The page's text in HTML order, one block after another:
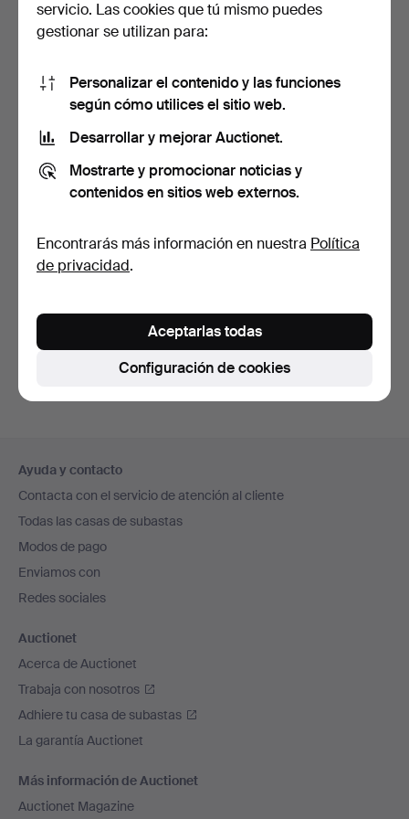
CONJUNTO DE JARDÍN, 7
piezas, entre otros …
264 USD
También puedes buscar ennuestro archivo de
subastas concluidas.
en
el
pie
de
página
Ayuda y contacto
Contacta con el servicio de atención al cliente
Todas las casas de subastas
Modos de pago
Enviamos con
Redes sociales
Auctionet
Acerca de Auctionet
Trabaja con nosotros
Adhiere tu casa de subastas
La garantía Auctionet
Más información de Auctionet
Auctionet Magazine
servicio. Las cookies que tú mismo puedes
gestionar se utilizan para:
Personalizar el contenido y las funciones
según cómo utilices el sitio web.
Desarrollar y mejorar Auctionet.
Mostrarte y promocionar noticias y
contenidos en sitios web externos.
Encontrarás más información en nuestra Política
de privacidad.
Configuración de cookies
Aceptarlas todas